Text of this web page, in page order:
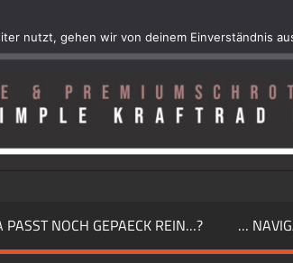
PASST NOCH GEPAECK REIN…? …
nutzt, gehen wir von deinem Einverständnis